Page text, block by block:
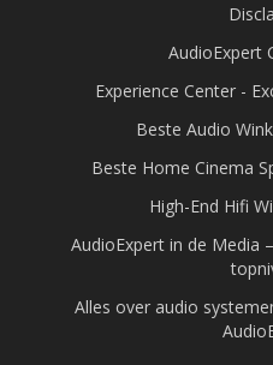
AudioExpert
Experience Center -
Beste Audio
Beste Home Cinema
High-End Hifi
AudioExpert in de Media
Alles over audio